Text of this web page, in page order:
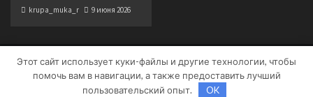
krupa_muka_r 9 июня 2026
Copyright © Все права защищены.|CoverNewsот AF
themes.
Этот сайт использует куки-файлы и другие технологии, чтобы
помочь вам в навигации, а также предоставить лучший
пользовательский опыт.
OK